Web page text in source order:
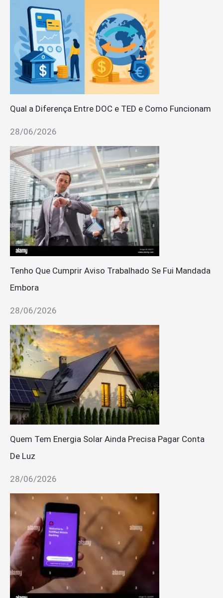
Qual a Diferença Entre DOC e TED e Como Funcionam
28/06/2026
Tenho Que Cumprir Aviso Trabalhado Se Fui Mandada
Embora
28/06/2026
Quem Tem Energia Solar Ainda Precisa Pagar Conta
De Luz
28/06/2026